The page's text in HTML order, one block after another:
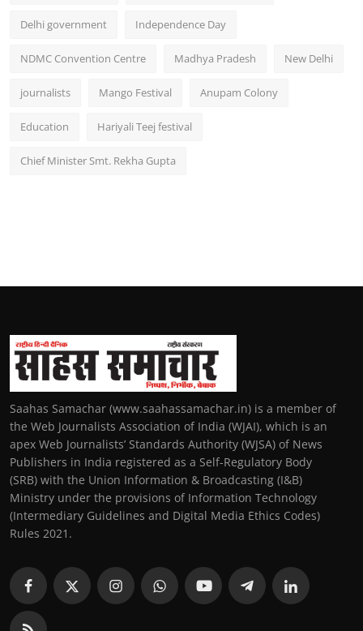
Delhi government Independence Day
NDMC Convention Centre Madhya Pradesh New Delhi
journalists Mango Festival Anupam Colony
Education Hariyali Teej festival
Chief Minister Smt. Rekha Gupta
Saahas Samachar (www.saahassamachar.in) is a member of
the Web Journalists Association of India (WJAI), which is an
apex Web Journalists’ Standards Authority (WJSA) of News
Publishers in India registered as a Self-Regulatory Body
(SRB) with the Union Information & Broadcasting (I&B)
Ministry under the provisions of Information Technology
(Intermediary Guidelines and Digital Media Ethics Codes)
Rules 2021.